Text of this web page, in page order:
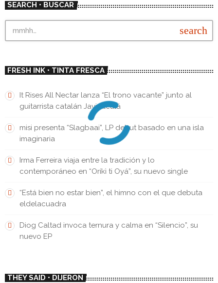
SEARCH • BUSCAR
search
FRESH INK • TINTA FRESCA
It Rises All Nectar lanza “El trono vacante” junto al
guitarrista catalán Javi Alcalá
misi presenta “Slagbaai”, LP debut basado en una isla
imaginaria
Irma Ferreira viaja entre la tradición y lo
contemporáneo en “Oríkì ti Oyá”, su nuevo single
“Está bien no estar bien”, el himno con el que debuta
eldelacuadra
Diog Caltad invoca ternura y calma en “Silencio”, su
nuevo EP
THEY SAID • DIJERON